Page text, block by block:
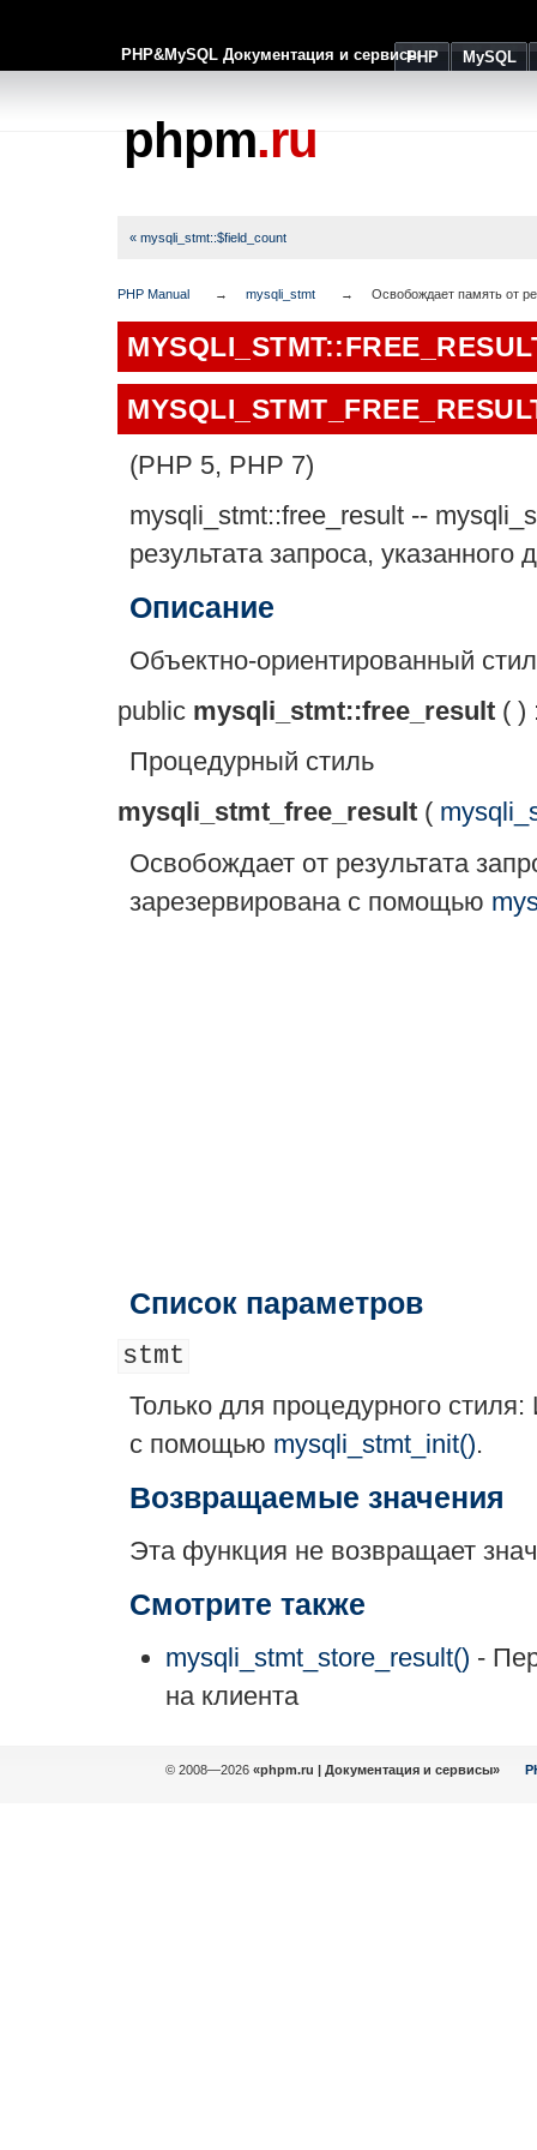
PHP&MySQL Документация и сервисыPHP MySQL
phpm.ru
« mysqli_stmt::$field_count
PHP Manual mysqli_stmt Освобождает память от
(PHP 5, PHP 7)
mysqli_stmt::free_result --
результата запроса, указанного
Описание
Объектно-ориентированный
public mysqli_stmt::free_result ( )
Процедурный стиль
mysqli_stmt_free_result (
Освобождает от результата
зарезервирована с помощью
Список параметров
stmt
Только для процедурного
с помощью mysqli_stmt_init().
Возвращаемые значения
Эта функция не возвращает
Смотрите также
mysqli_stmt_store_result() -
на клиента
© 2008—2026 «phpm.ru | Документация и сервисы»